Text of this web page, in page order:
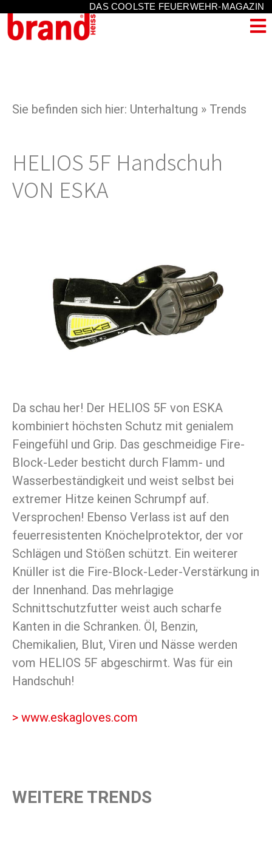
DAS COOLSTE FEUERWEHR-MAGAZIN
Sie befinden sich hier: Unterhaltung » Trends
HELIOS 5F Handschuh
VON ESKA
Da schau her! Der HELIOS 5F von ESKA
kombiniert höchsten Schutz mit genialem
Feingefühl und Grip. Das geschmeidige Fire-
Block-Leder besticht durch Flamm- und
Wasserbeständigkeit und weist selbst bei
extremer Hitze keinen Schrumpf auf.
Versprochen! Ebenso Verlass ist auf den
feuerresistenten Knöchelprotektor, der vor
Schlägen und Stößen schützt. Ein weiterer
Knüller ist die Fire-Block-Leder-Verstärkung in
der Innenhand. Das mehrlagige
Schnittschutzfutter weist auch scharfe
Kanten in die Schranken. Öl, Benzin,
Chemikalien, Blut, Viren und Nässe werden
vom HELIOS 5F abgeschirmt. Was für ein
Handschuh!
> www.eskagloves.com
WEITERE TRENDS